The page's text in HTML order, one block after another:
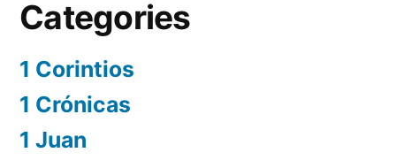
Categories
1 Corintios
1 Crónicas
1 Juan